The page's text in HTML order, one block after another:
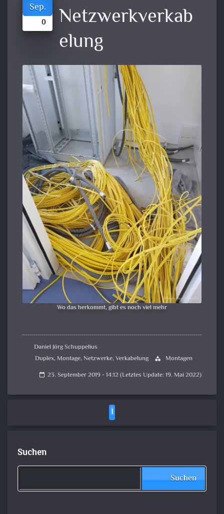
Sep.
0
Netzwerkverkab
elung
Wo das herkommt, gibt es noch viel mehr
Daniel Jörg Schuppelius
Duplex, Montage,Netzwerke,Verkabelung category Montagen
calendar_today 23. September 2019 - 14:12 (Letztes Update: 19. Mai 2022)
1
Suchen
Suchen